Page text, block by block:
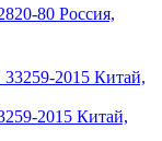
80 Россия,
2015 Китай,